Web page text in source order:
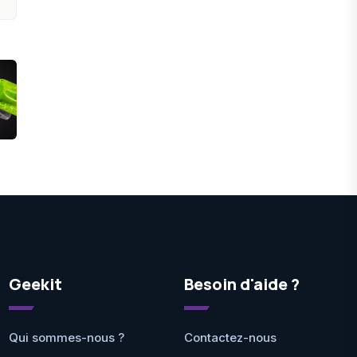
Geekit
Qui sommes-nous ?
Besoin d'aide ?
Contactez-nous